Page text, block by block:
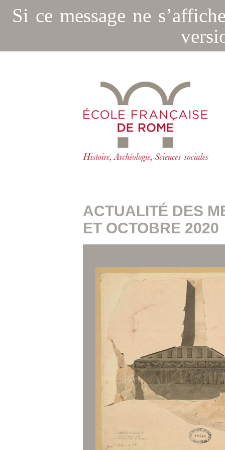
Si ce message ne
ACTUALITÉ DES
ET OCTOBRE 2020